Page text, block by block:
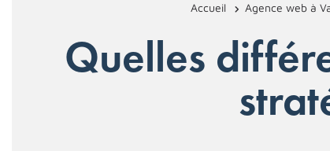
Accueil Agence web à
Quelles